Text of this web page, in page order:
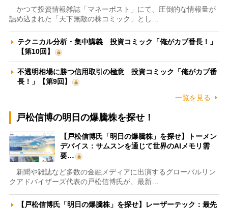
かつて投資情報雑誌「マネーポスト」にて、圧倒的な情報量が
詰め込まれた「天下無敵の株コミック」とし…
テクニカル分析・集中講義 投資コミック「俺がカブ番長！」
【第10回】
不透明相場に勝つ信用取引の極意 投資コミック「俺がカブ番
長！」【第9回】
一覧を見る
戸松信博の明日の爆騰株を探せ！
【戸松信博氏「明日の爆騰株」を探せ】トーメン
デバイス：サムスンを通じて世界のAIメモリ需
要…
新聞や雑誌など多数の金融メディアに出演するグローバルリン
クアドバイザーズ代表の戸松信博氏が、最新…
【戸松信博氏「明日の爆騰株」を探せ】レーザーテック：最先